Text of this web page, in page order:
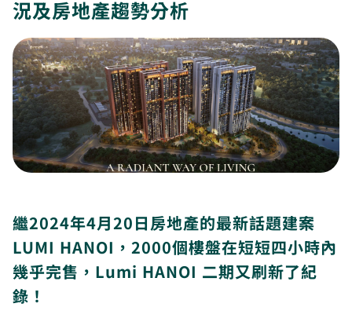
況及房地產趨勢分析
繼2024年4月20日房地產的最新話題建案
LUMI HANOI，2000個樓盤在短短四小時內
幾乎完售，Lumi HANOI 二期又刷新了紀
錄！